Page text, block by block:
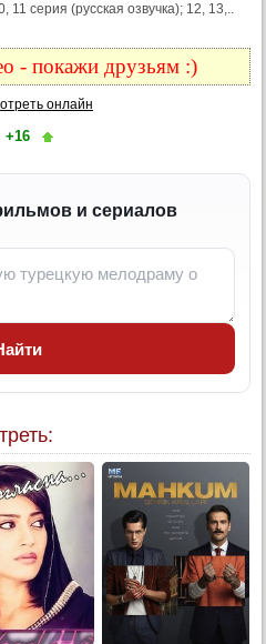
11 серия (русская озвучка); 12, 13,..
- покажи друзьям :)
онлайн
+16
и сериалов